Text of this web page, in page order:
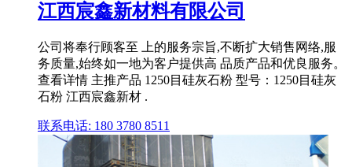
江西宸鑫新材料有限公司
公司将奉行顾客至 上的服务宗旨,不断扩大销售网络,服
务质量,始终如一地为客户提供高 品质产品和优良服务。
查看详情 主推产品 1250目硅灰石粉 型号：1250目硅灰
石粉 江西宸鑫新材 .
联系电话: 180 3780 8511